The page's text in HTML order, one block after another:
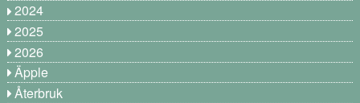
2024
2025
2026
Äpple
Återbruk